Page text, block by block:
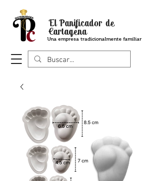
El Panificador de
Cartagena
Una empresa tradicionalmente familiar